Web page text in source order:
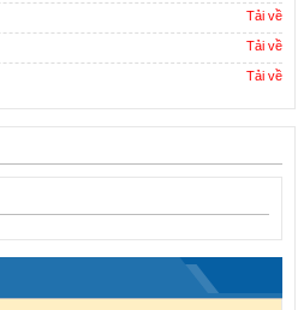
Tải về
Tải về
Tải về